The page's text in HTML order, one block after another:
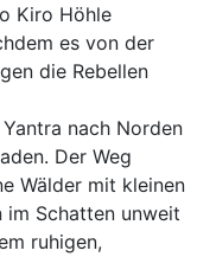
Kiro Höhle
es von der
die Rebellen
nach Norden
Der Weg
Wälder mit kleinen
im Schatten unweit
ruhigen,